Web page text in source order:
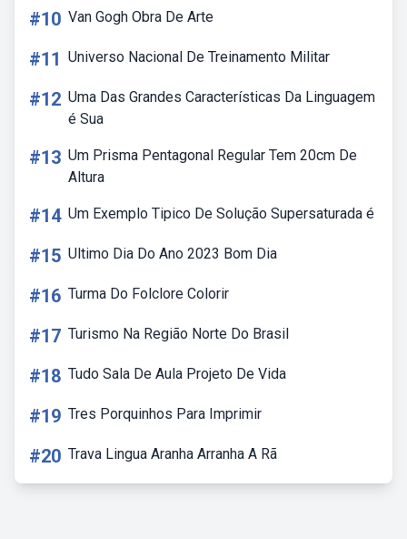
#10 Van Gogh Obra De Arte
#11 Universo Nacional De Treinamento Militar
#12 Uma Das Grandes Características Da Linguagem
é Sua
#13 Um Prisma Pentagonal Regular Tem 20cm De
Altura
#14 Um Exemplo Tipico De Solução Supersaturada é
#15 Ultimo Dia Do Ano 2023 Bom Dia
#16 Turma Do Folclore Colorir
#17 Turismo Na Região Norte Do Brasil
#18 Tudo Sala De Aula Projeto De Vida
#19 Tres Porquinhos Para Imprimir
#20 Trava Lingua Aranha Arranha A Rã